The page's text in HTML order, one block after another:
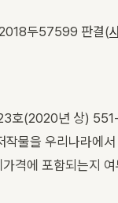
두57599 판결(
호(2020년 상)
작물을 우리나라에
격에 포함되는지 여